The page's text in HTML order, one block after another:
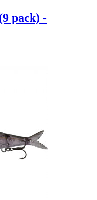
pack) -